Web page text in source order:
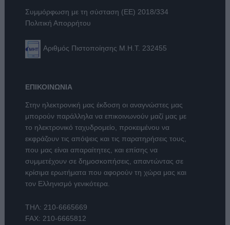
Συμμόρφωση με τη σύσταση (ΕΕ) 2018/334
Πολιτική Απορρήτου
Αριθμός Πιστοποίησης Μ.Η.Τ. 232455
ΕΠΙΚΟΙΝΩΝΙΑ
Στην ηλεκτρονική μας έκδοση οι αναγνώστες μας
μπορούν παράλληλα να επικοινωνούν μαζί μας με
το ηλεκτρονικό ταχυδρομείο, προκειμένου να
εκφράζουν τις απόψεις και τις παρατηρήσεις τους,
που μας είναι απαραίτητες, και επίσης να
συμμετέχουν σε δημοσκοπήσεις, απαντώντας σε
κρίσιμα ερωτήματα που αφορούν τη χώρα μας και
τον Ελληνισμό γενικότερα.
ΤΗΛ: 210-6665669
FAX: 210-6665812